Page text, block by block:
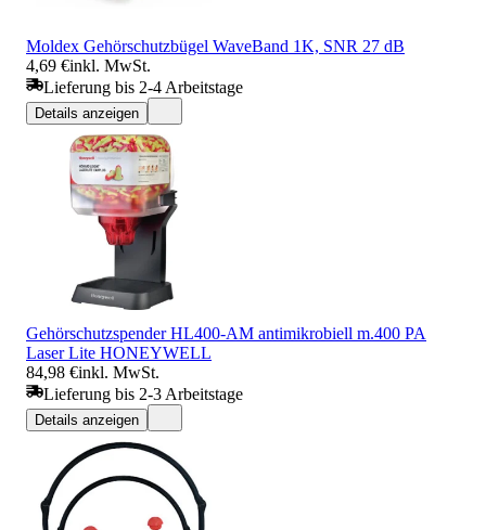
Moldex Gehörschutzbügel WaveBand 1K, SNR 27 dB
4,69 €inkl. MwSt.
Lieferung bis 2-4 Arbeitstage
Details anzeigen
Gehörschutzspender HL400-AM antimikrobiell m.400 PA
Laser Lite HONEYWELL
84,98 €inkl. MwSt.
Lieferung bis 2-3 Arbeitstage
Details anzeigen